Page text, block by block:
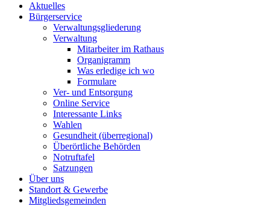
Aktuelles
Bürgerservice
Verwaltungsgliederung
Verwaltung
Mitarbeiter im Rathaus
Organigramm
Was erledige ich wo
Formulare
Ver- und Entsorgung
Online Service
Interessante Links
Wahlen
Gesundheit (überregional)
Überörtliche Behörden
Notruftafel
Satzungen
Über uns
Standort & Gewerbe
Mitgliedsgemeinden